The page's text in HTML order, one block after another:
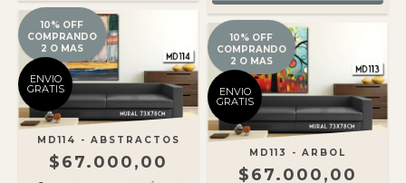
10% OFF
COMPRANDO
2 O MAS
ENVIO
GRATIS
MD114 - ABSTRACTOS
$67.000,00
10% OFF
COMPRANDO
2 O MAS
ENVIO
GRATIS
MD113 - ARBOL
$67.000,00